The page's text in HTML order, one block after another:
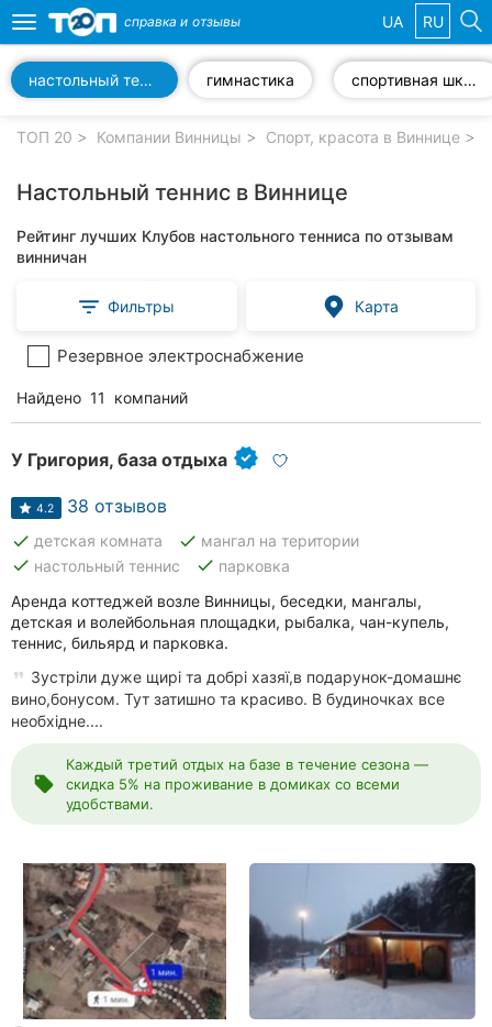
компании
Популярные
рубрики:
Стоматологии
Ветеринарные
Частные
клиники
Автошколы
Рестораны
Все
рубрики
города:
Винница
Житомир
Тернополь
Хмельницкий
Ровно
Toggle
navigation
справка и отзывы UA RU
гимнастика спортивная школа
настольный теннис
ТОП 20 Компании Винницы Спорт, красота в Виннице
Настольный теннис в Виннице
Рейтинг лучших Клубов настольного тенниса по отзывам
винничан
Фильтры Карта
Резервное электроснабжение
Найдено 11 компаний
У Григория, база отдыха
4.2 38 отзывов
done детская комната done мангал на територии
done настольный теннис done парковка
Аренда коттеджей возле Винницы, беседки, мангалы,
детская и волейбольная площадки, рыбалка, чан-купель,
теннис, бильярд и парковка.
Зустріли дуже щирі та добрі хазяї,в подарунок-домашнє
вино,бонусом. Тут затишно та красиво. В будиночках все
необхідне....
local_offer
Каждый третий отдых на базе в течение сезона —
скидка 5% на проживание в домиках со всеми
удобствами.